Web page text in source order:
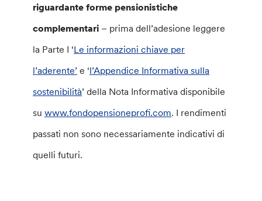
riguardante forme pensionistiche
complementari – prima dell’adesione leggere
la Parte I ‘Le informazioni chiave per
l’aderente’ e ‘l’Appendice Informativa sulla
sostenibilità’ della Nota Informativa disponibile
suwww.fondopensioneprofi.com. I rendimenti
passati non sono necessariamente indicativi di
quelli futuri.